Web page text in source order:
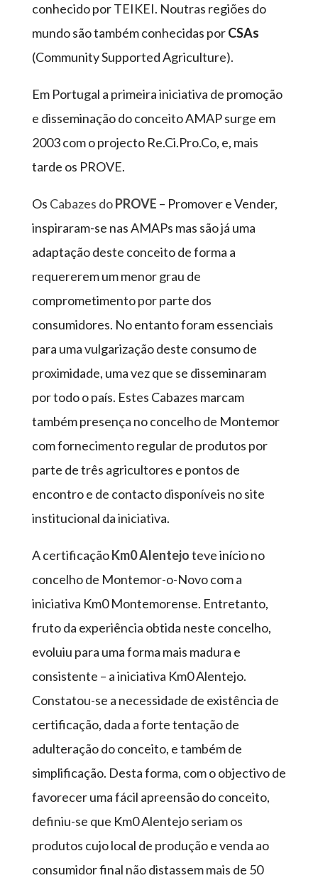
conhecido por TEIKEI. Noutras regiões do
mundo são também conhecidas porCSAs
(Community Supported Agriculture).
Em Portugal a primeira iniciativa de promoção
e disseminação do conceito AMAP surge em
2003 com o projecto Re.Ci.Pro.Co, e, mais
tarde os PROVE.
Os Cabazes doPROVE – Promover e Vender,
inspiraram-se nas AMAPs mas são já uma
adaptação deste conceito de forma a
requererem um menor grau de
comprometimento por parte dos
consumidores. No entanto foram essenciais
para uma vulgarização deste consumo de
proximidade, uma vez que se disseminaram
por todo o país. Estes Cabazes marcam
também presença no concelho de Montemor
com fornecimento regular de produtos por
parte de três agricultores e pontos de
encontro e de contacto disponíveis no site
institucional da iniciativa.
A certificaçãoKm0 Alentejoteve início no
concelho de Montemor-o-Novo com a
iniciativa Km0 Montemorense. Entretanto,
fruto da experiência obtida neste concelho,
evoluiu para uma forma mais madura e
consistente – a iniciativa Km0 Alentejo.
Constatou-se a necessidade de existência de
certificação, dada a forte tentação de
adulteração do conceito, e também de
simplificação. Desta forma, com o objectivo de
favorecer uma fácil apreensão do conceito,
definiu-se que Km0 Alentejo seriam os
produtos cujo local de produção e venda ao
consumidor final não distassem mais de 50